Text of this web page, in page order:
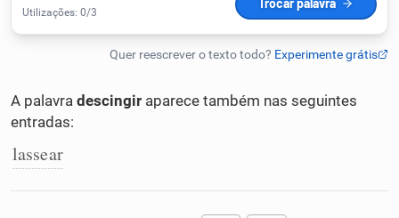
Detector de IA
Humanizador de IA
Cata-letras
A palavra descingir aparece também nas seguintes
entradas:
lassear